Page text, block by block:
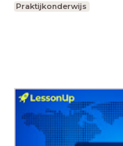
Praktijkonderwijs